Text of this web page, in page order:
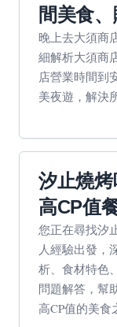
間美食
晚上去大須商
細解析大須商
店營業時間到
美夜遊，解決
汐止燒
高CP值
您正在尋找汐
人經驗出發，
析、食材特色
問題解答，幫
高CP值的美食